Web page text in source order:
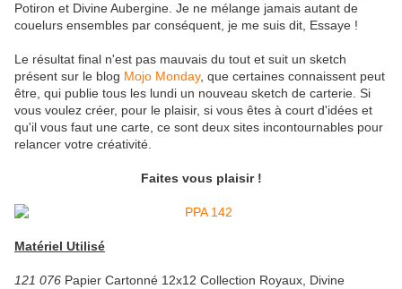
Potiron et Divine Aubergine. Je ne mélange jamais autant de
couelurs ensembles par conséquent, je me suis dit, Essaye !
Le résultat final n'est pas mauvais du tout et suit un sketch
présent sur le blog Mojo Monday, que certaines connaissent peut
être, qui publie tous les lundi un nouveau sketch de carterie. Si
vous voulez créer, pour le plaisir, si vous êtes à court d'idées et
qu'il vous faut une carte, ce sont deux sites incontournables pour
relancer votre créativité.
Faites vous plaisir !
Matériel Utilisé
121 076 Papier Cartonné 12x12 Collection Royaux, Divine